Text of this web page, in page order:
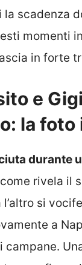
la scadenza
momenti
in forte
e
la foto
durante
rivela il
si
a
campane.